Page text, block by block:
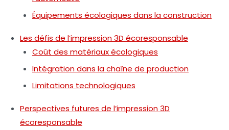
Équipements écologiques dans la construction
Les défis de l’impression 3D écoresponsable
Coût des matériaux écologiques
Intégration dans la chaîne de production
Limitations technologiques
Perspectives futures de l’impression 3D
écoresponsable